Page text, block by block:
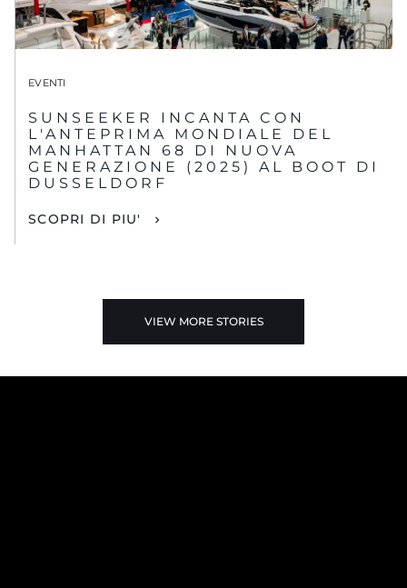
EVENTI
SUNSEEKER INCANTA CON
L'ANTEPRIMA MONDIALE DEL
MANHATTAN 68 DI NUOVA
GENERAZIONE (2025) AL BOOT DI
DUSSELDORF
SCOPRI DI PIU'
VIEW MORE STORIES